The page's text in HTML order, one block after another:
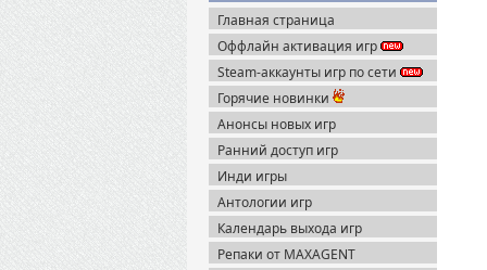
Главная страница
Оффлайн активация игр
Steam-аккаунты игр по сети
Горячие новинки
Анонсы новых игр
Ранний доступ игр
Инди игры
Антологии игр
Календарь выхода игр
Репаки от MAXAGENT